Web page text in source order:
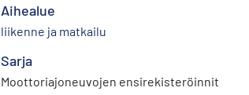
Aihealue
liikenne ja matkailu
Sarja
Moottoriajoneuvojen ensirekisteröinnit